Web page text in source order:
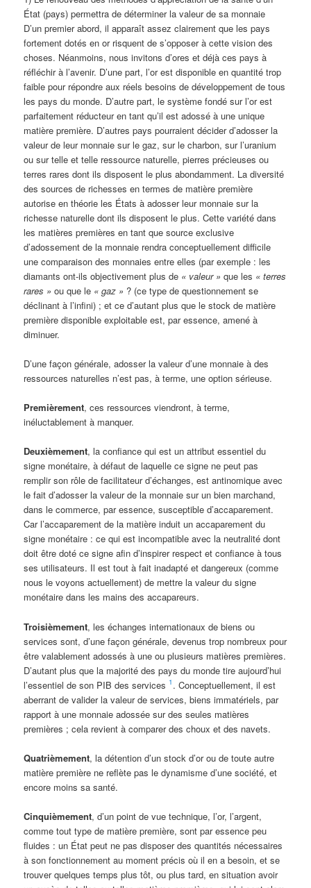
État (pays) permettra de déterminer la valeur de sa monnaie
D’un premier abord, il apparaît assez clairement que les pays
fortement dotés en or risquent de s’opposer à cette vision des
choses. Néanmoins, nous invitons d’ores et déjà ces pays à
réfléchir à l’avenir. D’une part, l’or est disponible en quantité trop
faible pour répondre aux réels besoins de développement de tous
les pays du monde. D’autre part, le système fondé sur l’or est
parfaitement réducteur en tant qu’il est adossé à une unique
matière première. D’autres pays pourraient décider d’adosser la
valeur de leur monnaie sur le gaz, sur le charbon, sur l’uranium
ou sur telle et telle ressource naturelle, pierres précieuses ou
terres rares dont ils disposent le plus abondamment. La diversité
des sources de richesses en termes de matière première
autorise en théorie les États à adosser leur monnaie sur la
richesse naturelle dont ils disposent le plus. Cette variété dans
les matières premières en tant que source exclusive
d’adossement de la monnaie rendra conceptuellement difficile
une comparaison des monnaies entre elles (par exemple : les
diamants ont-ils objectivement plus de « valeur » que les « terres
rares » ou que le « gaz » ? (ce type de questionnement se
déclinant à l’infini) ; et ce d’autant plus que le stock de matière
première disponible exploitable est, par essence, amené à
diminuer.
D’une façon générale, adosser la valeur d’une monnaie à des
ressources naturelles n’est pas, à terme, une option sérieuse.
Premièrement, ces ressources viendront, à terme,
inéluctablement à manquer.
Deuxièmement, la confiance qui est un attribut essentiel du
signe monétaire, à défaut de laquelle ce signe ne peut pas
remplir son rôle de facilitateur d’échanges, est antinomique avec
le fait d’adosser la valeur de la monnaie sur un bien marchand,
dans le commerce, par essence, susceptible d’accaparement.
Car l’accaparement de la matière induit un accaparement du
signe monétaire : ce qui est incompatible avec la neutralité dont
doit être doté ce signe afin d’inspirer respect et confiance à tous
ses utilisateurs. Il est tout à fait inadapté et dangereux (comme
nous le voyons actuellement) de mettre la valeur du signe
monétaire dans les mains des accapareurs.
Troisièmement, les échanges internationaux de biens ou
services sont, d’une façon générale, devenus trop nombreux pour
être valablement adossés à une ou plusieurs matières premières.
D’autant plus que la majorité des pays du monde tire aujourd’hui
l’essentiel de son PIB des services 1 . Conceptuellement, il est
aberrant de valider la valeur de services, biens immatériels, par
rapport à une monnaie adossée sur des seules matières
premières ; cela revient à comparer des choux et des navets.
Quatrièmement, la détention d’un stock d’or ou de toute autre
matière première ne reflète pas le dynamisme d’une société, et
encore moins sa santé.
Cinquièmement, d’un point de vue technique, l’or, l’argent,
comme tout type de matière première, sont par essence peu
fluides : un État peut ne pas disposer des quantités nécessaires
à son fonctionnement au moment précis où il en a besoin, et se
trouver quelques temps plus tôt, ou plus tard, en situation avoir